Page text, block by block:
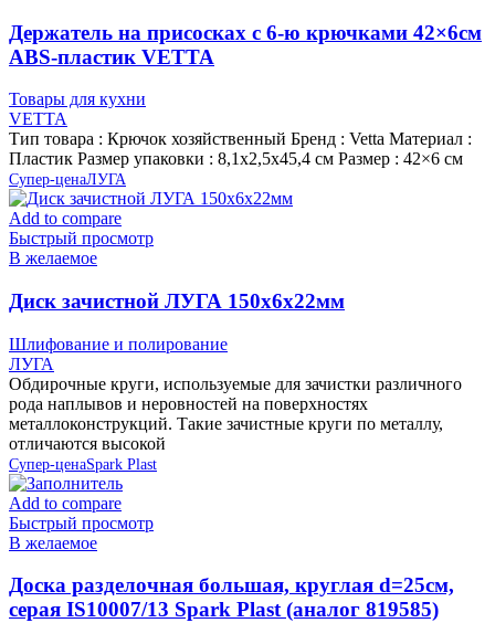
Держатель на присосках с 6-ю крючками 42×6см
ABS-пластик VETTA
Товары для кухни
VETTA
Тип товара : Крючок хозяйственный Бренд : Vetta Материал :
Пластик Размер упаковки : 8,1х2,5х45,4 см Размер : 42×6 см
Супер-ценаЛУГА
Add to compare
Быстрый просмотр
В желаемое
Диск зачистной ЛУГА 150х6х22мм
Шлифование и полирование
ЛУГА
Обдирочные круги, используемые для зачистки различного
рода наплывов и неровностей на поверхностях
металлоконструкций. Такие зачистные круги по металлу,
отличаются высокой
Супер-ценаSpark Plast
Add to compare
Быстрый просмотр
В желаемое
Доска разделочная большая, круглая d=25см,
серая IS10007/13 Spark Plast (аналог 819585)